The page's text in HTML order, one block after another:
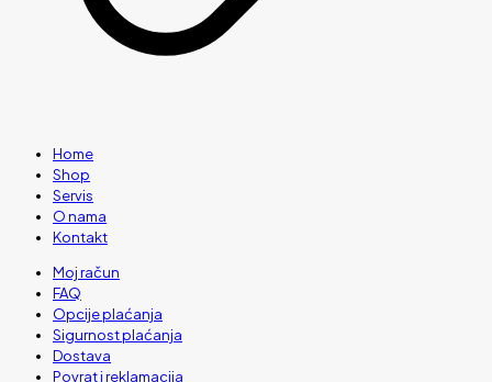
Home
Shop
Servis
O nama
Kontakt
Moj račun
FAQ
Opcije plaćanja
Sigurnost plaćanja
Dostava
Povrat i reklamacija